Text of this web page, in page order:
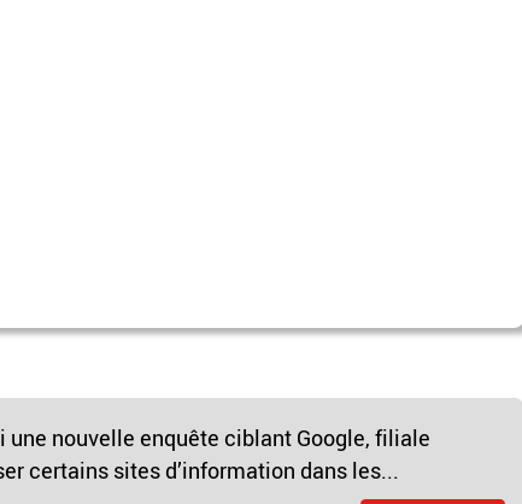
une nouvelle enquête ciblant Google, filiale
certains sites d’information dans les...